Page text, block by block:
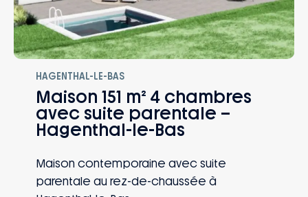
HAGENTHAL-LE-BAS
Maison 151 m² 4 chambres
avec suite parentale –
Hagenthal-le-Bas
Maison contemporaine avec suite
parentale au rez-de-chaussée à